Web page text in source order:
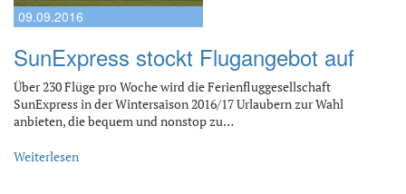
09.09.2016
SunExpress stockt Flugangebot auf
Über 230 Flüge pro Woche wird die Ferienfluggesellschaft
SunExpress in der Wintersaison 2016/17 Urlaubern zur Wahl
anbieten, die bequem und nonstop zu…
Weiterlesen